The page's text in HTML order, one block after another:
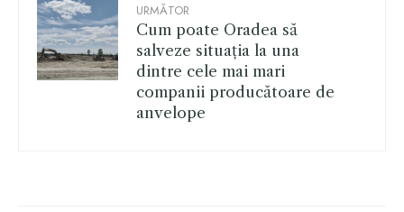
URMĂTOR
Cum poate Oradea să
salveze situația la una
dintre cele mai mari
companii producătoare de
anvelope